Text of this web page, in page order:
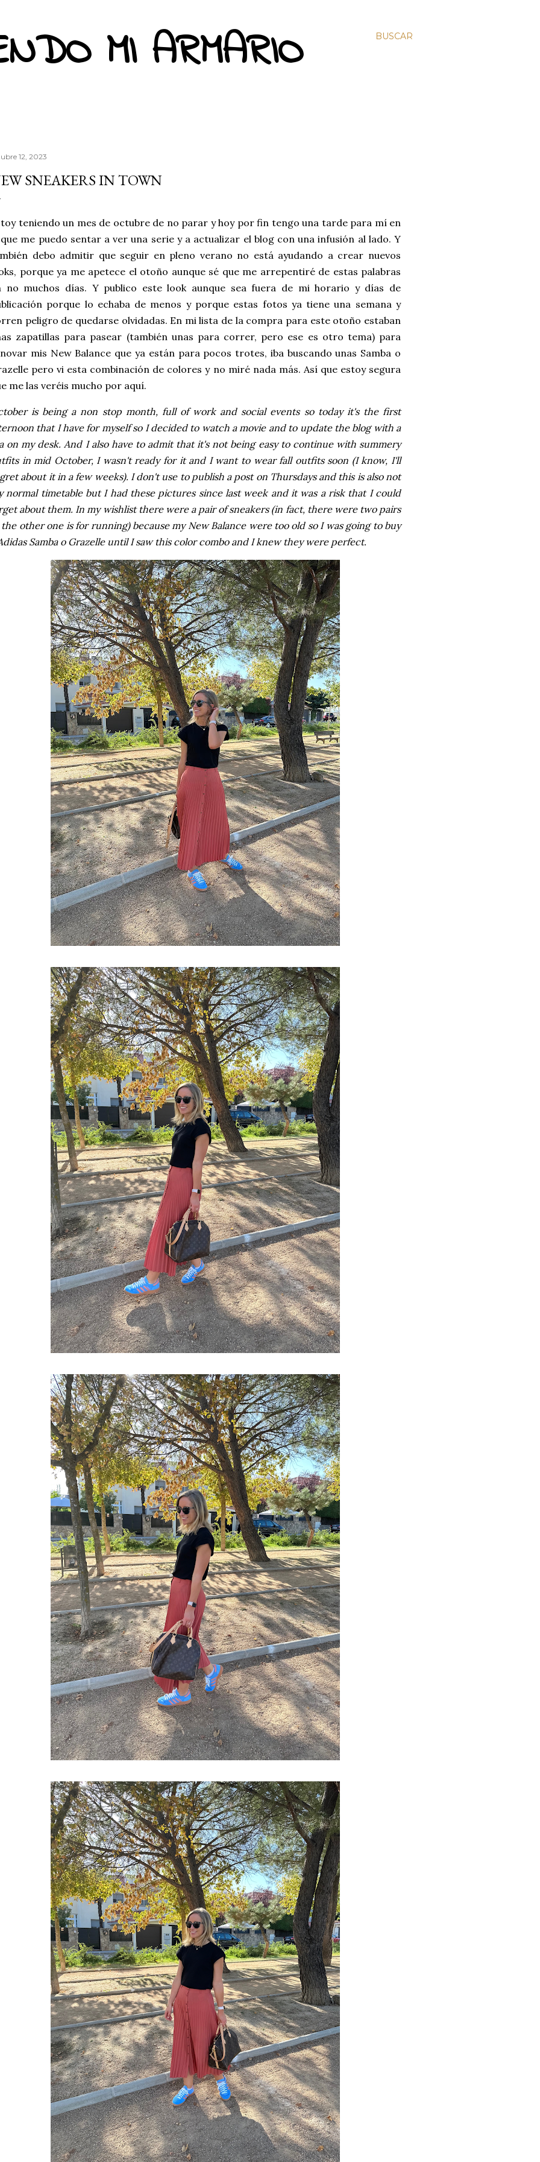
BUSCAR
MI ARMARIO
12, 2023
SNEAKERS IN TOWN
teniendo un mes de octubre de no parar y hoy por fin tengo una tarde para mí en
me puedo sentar a ver una serie y a actualizar el blog con una infusión al lado. Y
debo admitir que seguir en pleno verano no está ayudando a crear nuevos
porque ya me apetece el otoño aunque sé que me arrepentiré de estas palabras
no muchos días. Y publico este look aunque sea fuera de mi horario y días de
porque lo echaba de menos y porque estas fotos ya tiene una semana y
peligro de quedarse olvidadas. En mi lista de la compra para este otoño estaban
zapatillas para pasear (también unas para correr, pero ese es otro tema) para
mis New Balance que ya están para pocos trotes, iba buscando unas Samba o
pero vi esta combinación de colores y no miré nada más. Así que estoy segura
me las veréis mucho por aquí.
is being a non stop month, full of work and social events so today it's the first
that I have for myself so I decided to watch a movie and to update the blog with a
on my desk. And I also have to admit that it's not being easy to continue with summery
in mid October, I wasn't ready for it and I want to wear fall outfits soon (I know, I'll
about it in a few weeks). I don't use to publish a post on Thursdays and this is also not
normal timetable but I had these pictures since last week and it was a risk that I could
about them. In my wishlist there were a pair of sneakers (in fact, there were two pairs
the other one is for running) because my New Balance were too old so I was going to buy
Samba o Grazelle until I saw this color combo and I knew they were perfect.